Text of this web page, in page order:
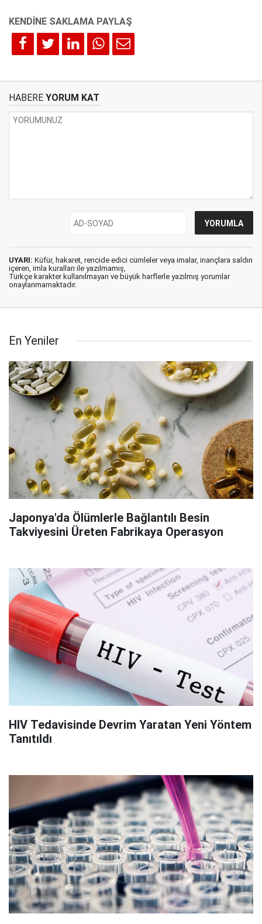
HABERE YORUM KAT
UYARI: Küfür, hakaret, rencide edici cümleler veya imalar, inançlara saldırı
içeren, imla kuralları ile yazılmamış,
Türkçe karakter kullanılmayan ve büyük harflerle yazılmış yorumlar
onaylanmamaktadır.
En Yeniler
Japonya'da Ölümlerle Bağlantılı Besin
Takviyesini Üreten Fabrikaya Operasyon
HIV Tedavisinde Devrim Yaratan Yeni Yöntem
Tanıtıldı